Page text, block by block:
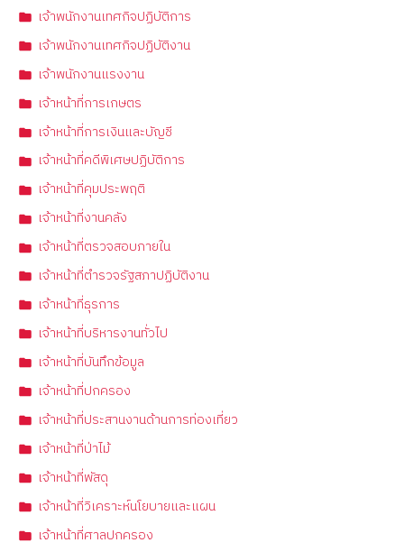
เจ้าพนักงานเทศกิจปฏิบัติการ
เจ้าพนักงานเทศกิจปฏิบัติงาน
เจ้าพนักงานแรงงาน
เจ้าหน้าที่การเกษตร
เจ้าหน้าที่การเงินและบัญชี
เจ้าหน้าที่คดีพิเศษปฏิบัติการ
เจ้าหน้าที่คุมประพฤติ
เจ้าหน้าที่งานคลัง
เจ้าหน้าที่ตรวจสอบภายใน
เจ้าหน้าที่ตำรวจรัฐสภาปฏิบัติงาน
เจ้าหน้าที่ธุรการ
เจ้าหน้าที่บริหารงานทั่วไป
เจ้าหน้าที่บันทึกข้อมูล
เจ้าหน้าที่ปกครอง
เจ้าหน้าที่ประสานงานด้านการท่องเที่ยว
เจ้าหน้าที่ป่าไม้
เจ้าหน้าที่พัสดุ
เจ้าหน้าที่วิเคราะห์นโยบายและแผน
เจ้าหน้าที่ศาลปกครอง